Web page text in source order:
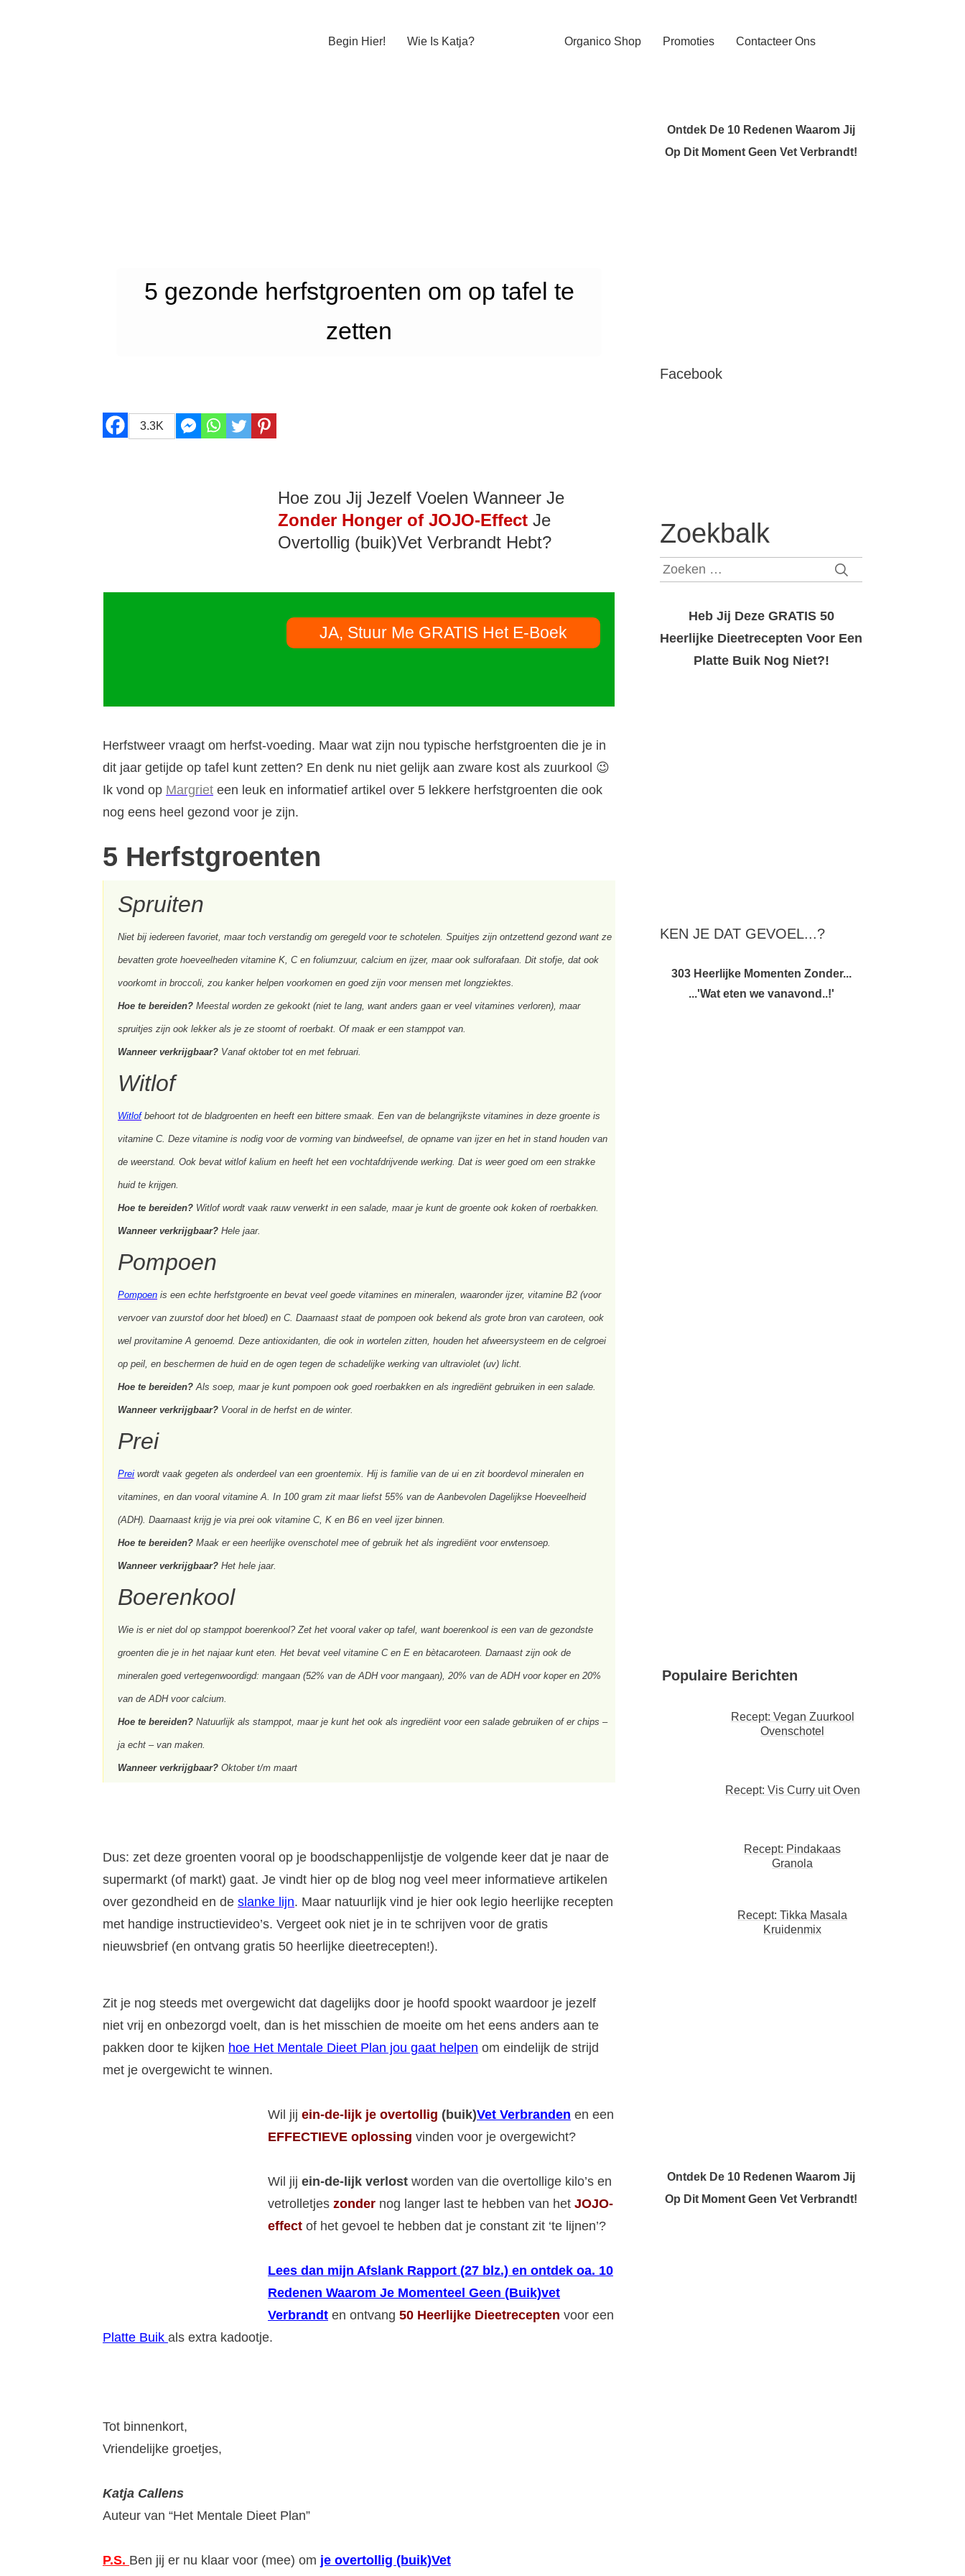
Begin Hier! Wie Is Katja? Organico Shop Promoties Contacteer Ons
5 gezonde herfstgroenten om op tafel te
zetten
3.3K
Hoe zou Jij Jezelf Voelen Wanneer Je
Zonder Honger of JOJO-Effect Je
Overtollig (buik)Vet Verbrandt Hebt?
JA, Stuur Me GRATIS Het E-Boek
Herfstweer vraagt om herfst-voeding. Maar wat zijn nou typische herfstgroenten die je in
dit jaar getijde op tafel kunt zetten? En denk nu niet gelijk aan zware kost als zuurkool 😉
Ik vond op Margriet een leuk en informatief artikel over 5 lekkere herfstgroenten die ook
nog eens heel gezond voor je zijn.
5 Herfstgroenten
Spruiten
Niet bij iedereen favoriet, maar toch verstandig om geregeld voor te schotelen. Spuitjes zijn ontzettend gezond want ze
bevatten grote hoeveelheden vitamine K, C en foliumzuur, calcium en ijzer, maar ook sulforafaan. Dit stofje, dat ook
voorkomt in broccoli, zou kanker helpen voorkomen en goed zijn voor mensen met longziektes.
Hoe te bereiden? Meestal worden ze gekookt (niet te lang, want anders gaan er veel vitamines verloren), maar
spruitjes zijn ook lekker als je ze stoomt of roerbakt. Of maak er een stamppot van.
Wanneer verkrijgbaar? Vanaf oktober tot en met februari.
Witlof
Witlofbehoort tot de bladgroenten en heeft een bittere smaak. Een van de belangrijkste vitamines in deze groente is
vitamine C. Deze vitamine is nodig voor de vorming van bindweefsel, de opname van ijzer en het in stand houden van
de weerstand. Ook bevat witlof kalium en heeft het een vochtafdrijvende werking. Dat is weer goed om een strakke
huid te krijgen.
Hoe te bereiden? Witlof wordt vaak rauw verwerkt in een salade, maar je kunt de groente ook koken of roerbakken.
Wanneer verkrijgbaar? Hele jaar.
Pompoen
Pompoen is een echte herfstgroente en bevat veel goede vitamines en mineralen, waaronder ijzer, vitamine B2 (voor
vervoer van zuurstof door het bloed) en C. Daarnaast staat de pompoen ook bekend als grote bron van caroteen, ook
wel provitamine A genoemd. Deze antioxidanten, die ook in wortelen zitten, houden het afweersysteem en de celgroei
op peil, en beschermen de huid en de ogen tegen de schadelijke werking van ultraviolet (uv) licht.
Hoe te bereiden? Als soep, maar je kunt pompoen ook goed roerbakken en als ingrediënt gebruiken in een salade.
Wanneer verkrijgbaar? Vooral in de herfst en de winter.
Prei
Prei wordt vaak gegeten als onderdeel van een groentemix. Hij is familie van de ui en zit boordevol mineralen en
vitamines, en dan vooral vitamine A. In 100 gram zit maar liefst 55% van de Aanbevolen Dagelijkse Hoeveelheid
(ADH). Daarnaast krijg je via prei ook vitamine C, K en B6 en veel ijzer binnen.
Hoe te bereiden? Maak er een heerlijke ovenschotel mee of gebruik het als ingrediënt voor erwtensoep.
Wanneer verkrijgbaar? Het hele jaar.
Boerenkool
Wie is er niet dol op stamppot boerenkool? Zet het vooral vaker op tafel, want boerenkool is een van de gezondste
groenten die je in het najaar kunt eten. Het bevat veel vitamine C en E en bètacaroteen. Darnaast zijn ook de
mineralen goed vertegenwoordigd: mangaan (52% van de ADH voor mangaan), 20% van de ADH voor koper en 20%
van de ADH voor calcium.
Hoe te bereiden? Natuurlijk als stamppot, maar je kunt het ook als ingrediënt voor een salade gebruiken of er chips –
ja echt – van maken.
Wanneer verkrijgbaar? Oktober t/m maart
Dus: zet deze groenten vooral op je boodschappenlijstje de volgende keer dat je naar de
supermarkt (of markt) gaat. Je vindt hier op de blog nog veel meer informatieve artikelen
over gezondheid en de slanke lijn. Maar natuurlijk vind je hier ook legio heerlijke recepten
met handige instructievideo’s. Vergeet ook niet je in te schrijven voor de gratis
nieuwsbrief (en ontvang gratis 50 heerlijke dieetrecepten!).
Zit je nog steeds met overgewicht dat dagelijks door je hoofd spookt waardoor je jezelf
niet vrij en onbezorgd voelt, dan is het misschien de moeite om het eens anders aan te
pakken door te kijken hoe Het Mentale Dieet Plan jou gaat helpen om eindelijk de strijd
met je overgewicht te winnen.
Wil jij ein-de-lijk je overtollig (buik)Vet Verbranden en een
EFFECTIEVE oplossing vinden voor je overgewicht?
Wil jij ein-de-lijk verlost worden van die overtollige kilo’s en
vetrolletjes zonder nog langer last te hebben van het JOJO-
effect of het gevoel te hebben dat je constant zit ‘te lijnen’?
Lees dan mijn Afslank Rapport (27 blz.) en ontdek oa. 10
Redenen Waarom Je Momenteel Geen (Buik)vet
Verbrandt en ontvang 50 Heerlijke Dieetrecepten voor een
Platte Buik als extra kadootje.
Tot binnenkort,
Vriendelijke groetjes,
Katja Callens
Auteur van “Het Mentale Dieet Plan”
P.S. Ben jij er nu klaar voor (mee) om je overtollig (buik)Vet
Ontdek De 10 Redenen Waarom Jij
Op Dit Moment Geen Vet Verbrandt!
Facebook
Zoekbalk
Zoeken
Heb Jij Deze GRATIS 50
Heerlijke Dieetrecepten Voor Een
Platte Buik Nog Niet?!
KEN JE DAT GEVOEL...?
303 Heerlijke Momenten Zonder...
...'Wat eten we vanavond..!'
Populaire Berichten
Recept: Vegan Zuurkool
Ovenschotel
Recept: Vis Curry uit Oven
Recept: Pindakaas
Granola
Recept: Tikka Masala
Kruidenmix
Ontdek De 10 Redenen Waarom Jij
Op Dit Moment Geen Vet Verbrandt!